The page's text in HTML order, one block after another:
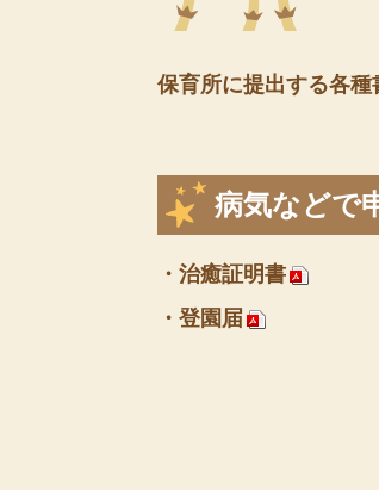
保育所に提出する各
病気などで
・治癒証明書
・登園届